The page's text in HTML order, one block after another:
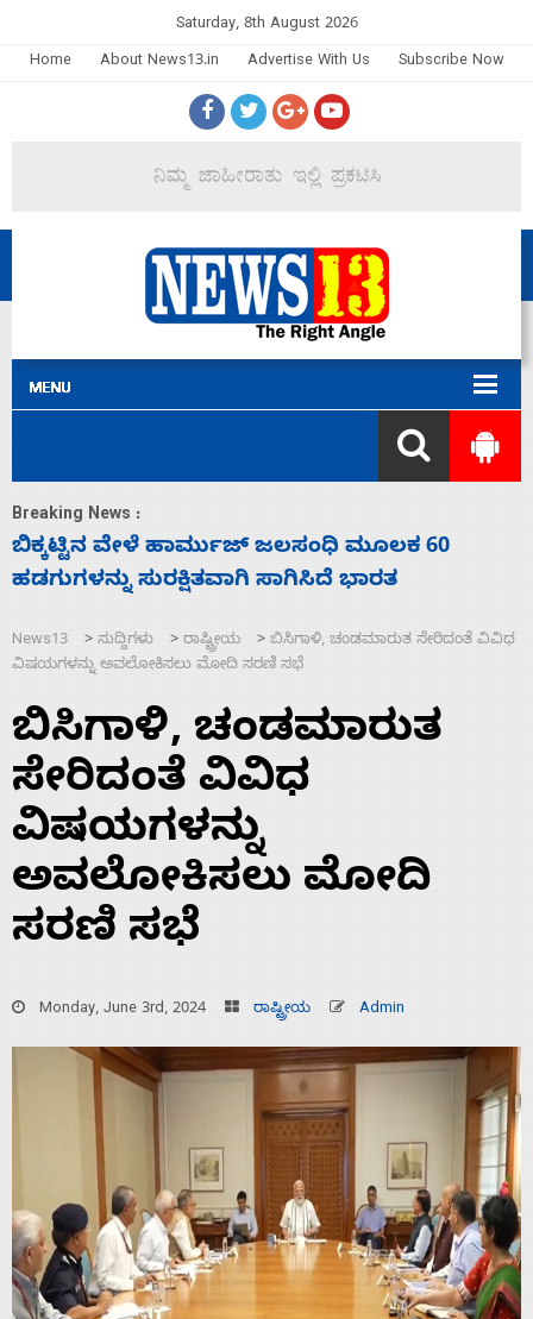
Saturday, 8th August 2026
Home
About News13.in Advertise With Us Subscribe Now
Breaking News :
ನಾಗೇಂದ್ರ ರಾಜೀನಾಮೆ ಕೊಡದಿದ್ದರೆ ಸದನ ನಡೆಸಲು
ಬಿಡೆವು: ಛಲವಾದಿ ನಾರಾಯಣಸ್ವಾಮಿ
News13 > ಸುದ್ದಿಗಳು > ರಾಷ್ಟ್ರೀಯ > ಬಿಸಿಗಾಳಿ, ಚಂಡಮಾರುತ ಸೇರಿದಂತೆ ವಿವಿಧ
ವಿಷಯಗಳನ್ನು ಅವಲೋಕಿಸಲು ಮೋದಿ ಸರಣಿ ಸಭೆ
ಬಿಸಿಗಾಳಿ, ಚಂಡಮಾರುತ
ಸೇರಿದಂತೆ ವಿವಿಧ
ವಿಷಯಗಳನ್ನು
ಅವಲೋಕಿಸಲು ಮೋದಿ
ಸರಣಿ ಸಭೆ
Monday, June 3rd, 2024 ರಾಷ್ಟ್ರೀಯ Admin